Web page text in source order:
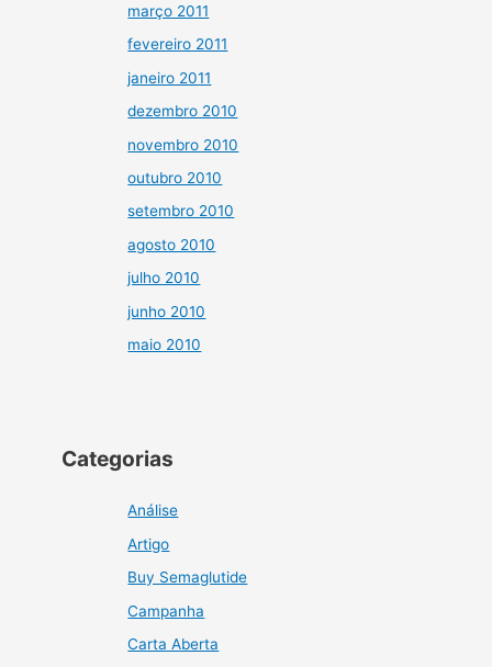
março 2011
fevereiro 2011
janeiro 2011
dezembro 2010
novembro 2010
outubro 2010
setembro 2010
agosto 2010
julho 2010
junho 2010
maio 2010
Categorias
Análise
Artigo
Buy Semaglutide
Campanha
Carta Aberta